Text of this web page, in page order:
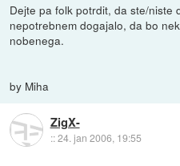
Dejte pa folk potrdit, da ste/niste
nepotrebnem dogajalo, da bo
nobenega.
by Miha
ZigX-
::24. jan 2006, 19:55